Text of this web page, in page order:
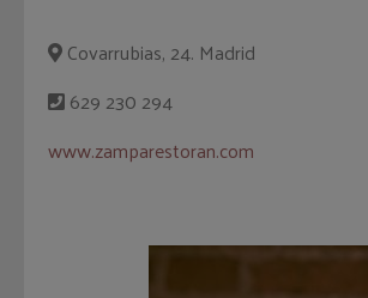
Covarrubias, 24. Madrid
629 230 294
www.zamparestoran.com